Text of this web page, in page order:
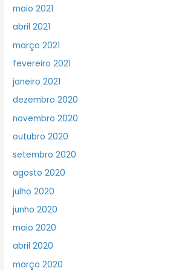
maio 2021
abril 2021
março 2021
fevereiro 2021
janeiro 2021
dezembro 2020
novembro 2020
outubro 2020
setembro 2020
agosto 2020
julho 2020
junho 2020
maio 2020
abril 2020
março 2020